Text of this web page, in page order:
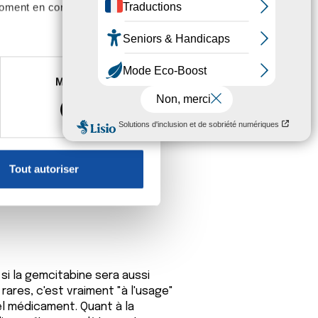
en consultant la
à plusieurs mètres près
reportez-vous à lasection «
sur les cookies.
Marketing
Tout autoriser
la gemcitabine sera aussi
c'est vraiment "à l'usage"
Quant à la